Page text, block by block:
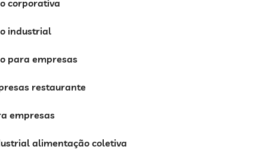
corporativa
industrial
para empresas
restaurante
empresas
alimentação coletiva